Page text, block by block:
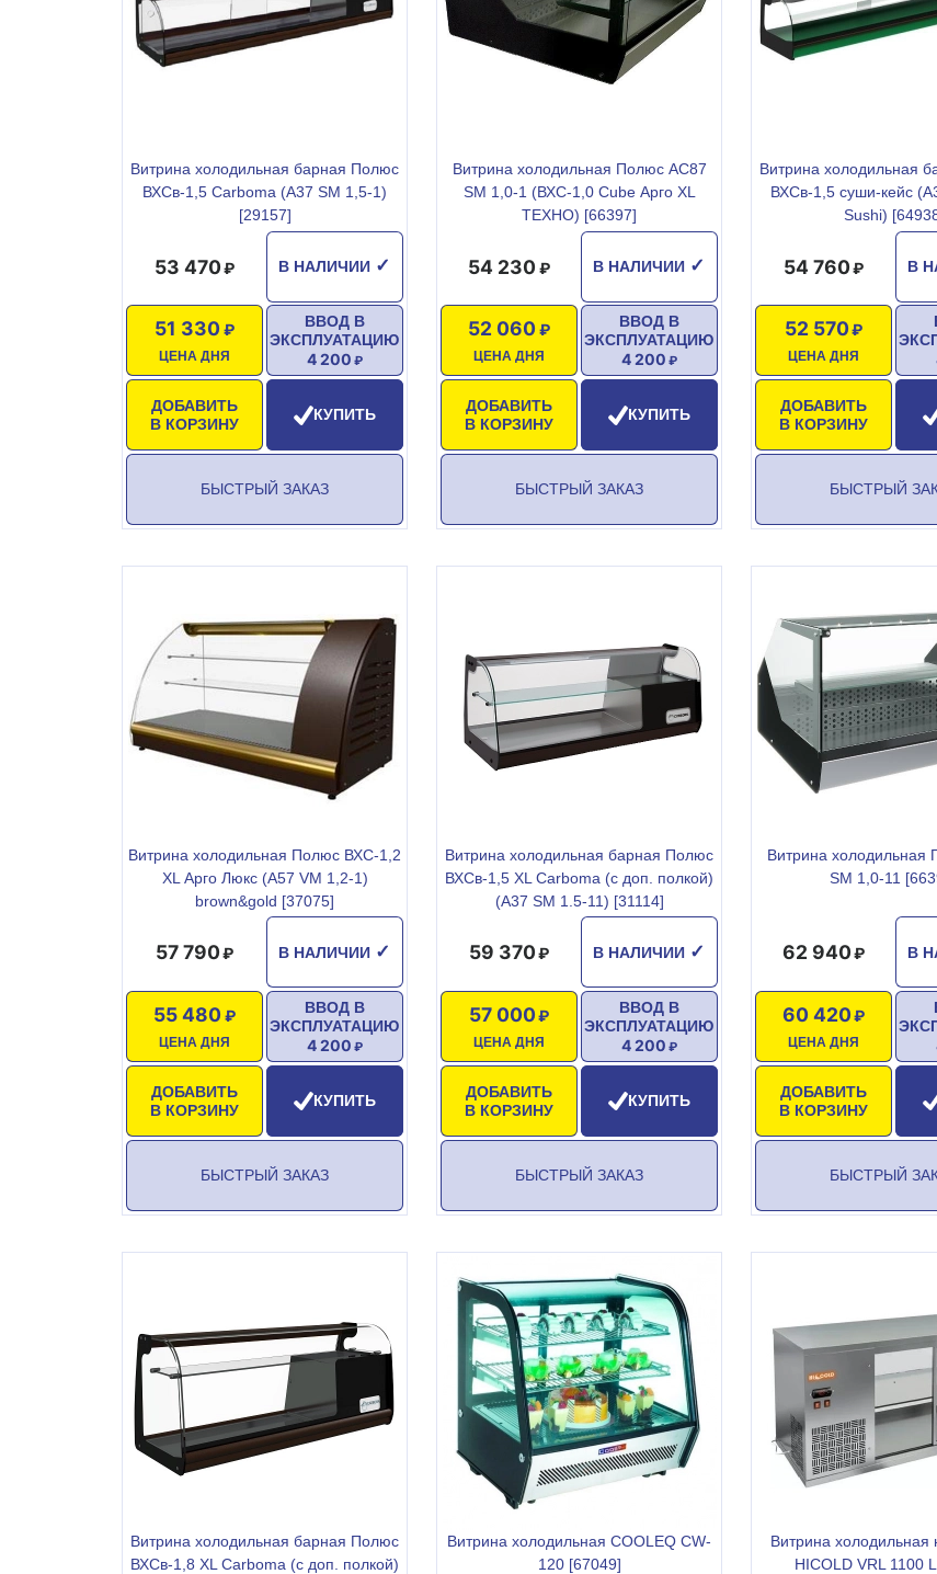
Витрина холодильная барная Полюс
ВХСв-1,5 Carboma (A37 SM 1,5-1)
[29157]
В НАЛИЧИИ ✓
53 470
ЦЕНА ДНЯ
51 330
ДОБАВИТЬ
В КОРЗИНУ
ВВОД В
ЭКСПЛУАТАЦИЮ
4 200
КУПИТЬ
БЫСТРЫЙ ЗАКАЗ
Витрина холодильная Полюс АС87
SM 1,0-1 (ВХС-1,0 Cube Арго XL
ТЕХНО) [66397]
В НАЛИЧИИ ✓
54 230
ЦЕНА ДНЯ
52 060
ДОБАВИТЬ
В КОРЗИНУ
ВВОД В
ЭКСПЛУАТАЦИЮ
4 200
КУПИТЬ
БЫСТРЫЙ ЗАКАЗ
Витрина холодильная
ВХСв-1,5 суши-кейс
Sushi)
В
54 760
ЦЕНА ДНЯ
52 570
ДОБАВИТЬ
В КОРЗИНУ
БЫСТРЫЙ
Витрина холодильная Полюс ВХС-1,2
XL Арго Люкс (A57 VM 1,2-1)
brown&gold [37075]
В НАЛИЧИИ ✓
57 790
ЦЕНА ДНЯ
55 480
ДОБАВИТЬ
В КОРЗИНУ
ВВОД В
ЭКСПЛУАТАЦИЮ
4 200
КУПИТЬ
БЫСТРЫЙ ЗАКАЗ
Витрина холодильная барная Полюс
ВХСв-1,5 XL Carboma (с доп. полкой)
(A37 SM 1.5-11) [31114]
В НАЛИЧИИ ✓
59 370
ЦЕНА ДНЯ
57 000
ДОБАВИТЬ
В КОРЗИНУ
ВВОД В
ЭКСПЛУАТАЦИЮ
4 200
КУПИТЬ
БЫСТРЫЙ ЗАКАЗ
Витрина холодильная
SM 1,0-11
В
62 940
ЦЕНА ДНЯ
60 420
ДОБАВИТЬ
В КОРЗИНУ
БЫСТРЫЙ
Витрина холодильная барная Полюс
ВХСв-1,8 XL Carboma (с доп. полкой)
Витрина холодильная COOLEQ CW-
120 [67049]
Витрина холодильная
HICOLD VRL 1100